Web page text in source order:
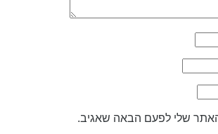
שלי לפעם הבאה שאגיב.